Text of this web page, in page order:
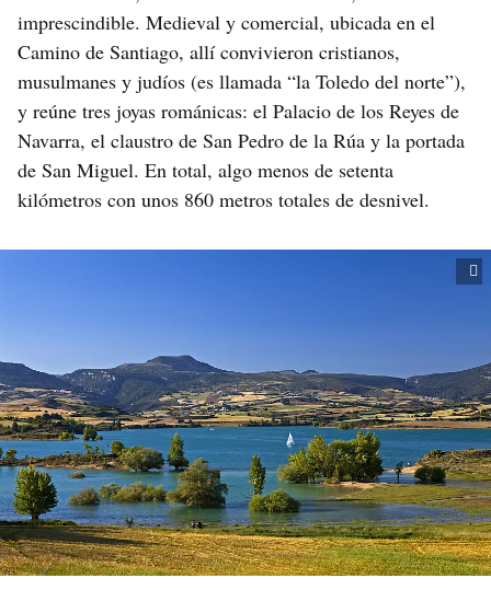
imprescindible. Medieval y comercial, ubicada en el
Camino de Santiago, allí convivieron cristianos,
musulmanes y judíos (es llamada “la Toledo del norte”),
y reúne tres joyas románicas: el Palacio de los Reyes de
Navarra, el claustro de San Pedro de la Rúa y la portada
de San Miguel. En total, algo menos de setenta
kilómetros con unos 860 metros totales de desnivel.